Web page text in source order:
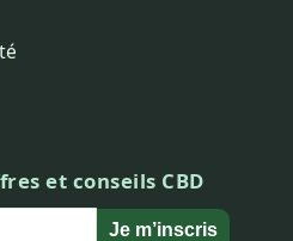
et conseils CBD
Je m’inscris